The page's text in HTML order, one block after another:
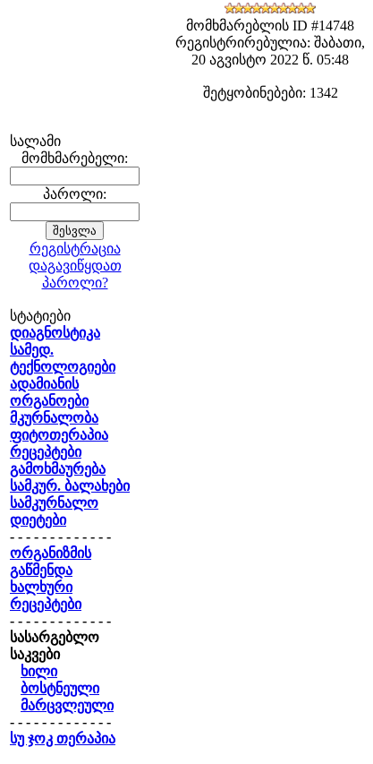
სალამი
მომხმარებელი:
პაროლი:
რეგისტრაცია
დაგავიწყდათ
პაროლი?
სტატიები
დიაგნოსტიკა
სამედ.
ტექნოლოგიები
ადამიანის
ორგანოები
მკურნალობა
ფიტოთერაპია
რეცეპტები
გამოხმაურება
სამკურ. ბალახები
სამკურნალო
დიეტები
- - - - - - - - - - - - -
ორგანიზმის
გაწმენდა
ხალხური
რეცეპტები
- - - - - - - - - - - - -
სასარგებლო
საკვები
ხილი
ბოსტნეული
მარცვლეული
- - - - - - - - - - - - -
სუ ჯოკ თერაპია
მომხმარებლის ID #14748
რეგისტრირებულია: შაბათი,
20 აგვისტო 2022 წ. 05:48
შეტყობინებები: 1342